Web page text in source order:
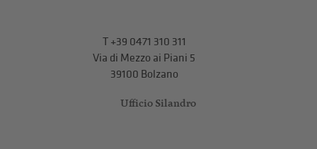
T+39 0471 310 311
Via di Mezzo ai Piani 5
39100 Bolzano
Ufficio Silandro